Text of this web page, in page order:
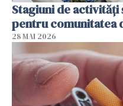
Stagiuni de
pentru comunitatea
28 MAI 2026